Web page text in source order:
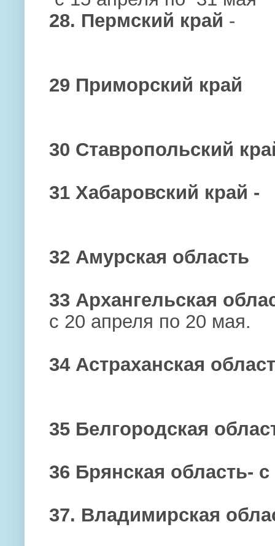
28. Пермский край -
29 Приморский край
30 Ставропольский
31 Хабаровский край -
32 Амурская область
33 Архангельская
с 20 апреля по 20 мая.
34 Астраханская
35 Белгородская
36 Брянская область-
37. Владимирская